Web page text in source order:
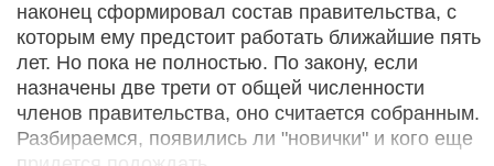
наконец сформировал состав правительства, с
которым ему предстоит работать ближайшие пять
лет. Но пока не полностью. По закону, если
назначены две трети от общей численности
членов правительства, оно считается собранным.
Разбираемся, появились ли "новички" и кого еще